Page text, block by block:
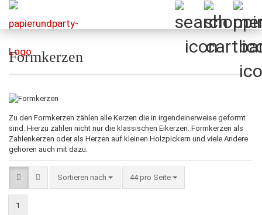
Formkerzen
Zu den Formkerzen zählen alle Kerzen die in irgendeinerweise geformt
sind. Hierzu zählen nicht nur die klassischen Eikerzen. Formkerzen als
Zahlenkerzen oder als Herzen auf kleinen Holzpickern und viele Andere
gehören auch mit dazu.
Sortieren nach
Sortieren nach 44 pro Seite
pro Seite
1